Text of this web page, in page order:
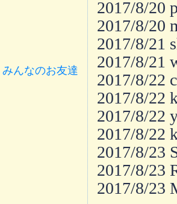
みんなのお友達
2017/8/20
2017/8/20
2017/8/21
2017/8/21
2017/8/22
2017/8/22
2017/8/22
2017/8/22
2017/8/23
2017/8/23
2017/8/23